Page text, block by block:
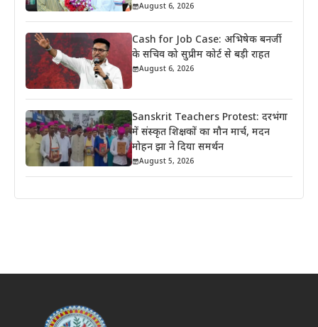
August 6, 2026
Cash for Job Case: अभिषेक बनर्जी
के सचिव को सुप्रीम कोर्ट से बड़ी राहत
August 6, 2026
Sanskrit Teachers Protest: दरभंगा
में संस्कृत शिक्षकों का मौन मार्च, मदन
मोहन झा ने दिया समर्थन
August 5, 2026